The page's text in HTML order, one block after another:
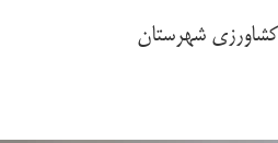
کشاورزی شهرستان